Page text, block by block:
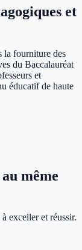
et
la fourniture des
du Baccalauréat
et
éducatif de haute
même
exceller et réussir.